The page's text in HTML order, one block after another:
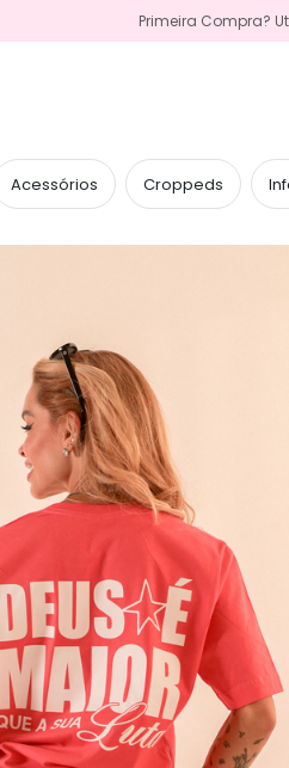
Primeira Compra?
Acessórios Croppeds